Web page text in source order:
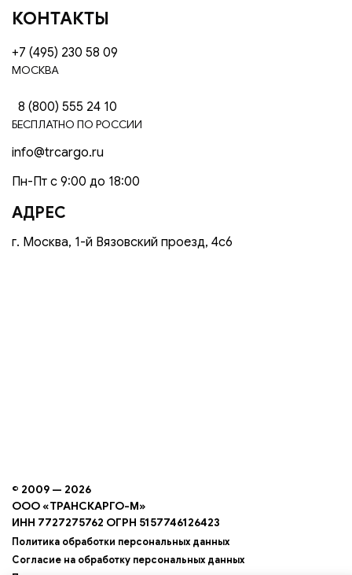
КОНТАКТЫ
+7 (495) 230 58 09
МОСКВА
8 (800) 555 24 10
БЕСПЛАТНО ПО РОССИИ
info@trcargo.ru
Пн-Пт с 9:00 до 18:00
АДРЕС
г. Москва, 1-й Вязовский проезд, 4с6
© 2009 — 2026
ООО «ТРАНСКАРГО-М»
ИНН 7727275762 ОГРН 5157746126423
Политика обработки персональных данных
Согласие на обработку персональных данных